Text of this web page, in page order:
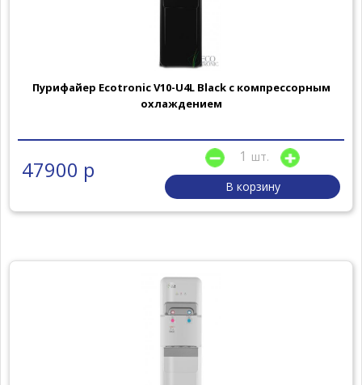
Пурифайер Ecotronic V10-U4L Black с компрессорным
охлаждением
47900 р
шт.
В корзину